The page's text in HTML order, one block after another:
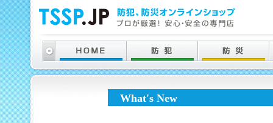
What's New